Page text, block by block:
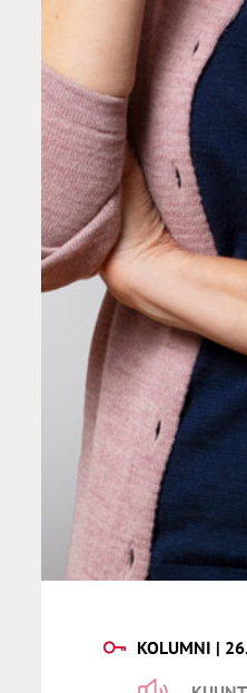
KOLUMNI |